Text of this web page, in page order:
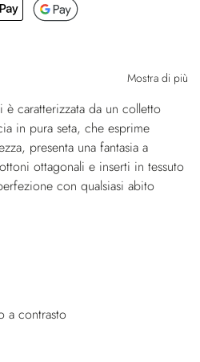
Mostra di più
è caratterizzata da un colletto
in pura seta, che esprime
presenta una fantasia a
ottagonali e inserti in tessuto
con qualsiasi abito
a contrasto